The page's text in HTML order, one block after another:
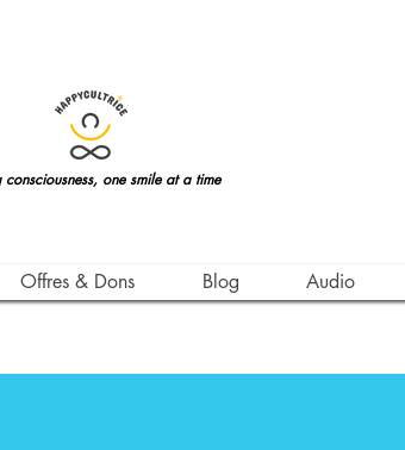
consciousness, one smile at a time
Offres & Dons Blog Audio